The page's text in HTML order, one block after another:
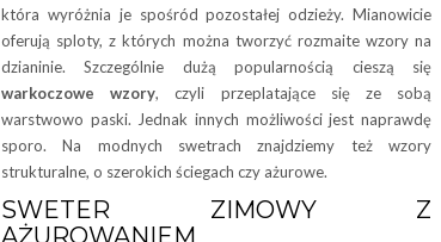
która wyróżnia je spośród pozostałej odzieży. Mianowicie
oferują sploty, z których można tworzyć rozmaite wzory na
dzianinie. Szczególnie dużą popularnością cieszą się
warkoczowe wzory, czyli przeplatające się ze sobą
warstwowo paski. Jednak innych możliwości jest naprawdę
sporo. Na modnych swetrach znajdziemy też wzory
strukturalne, o szerokich ściegach czy ażurowe.
SWETER ZIMOWY Z